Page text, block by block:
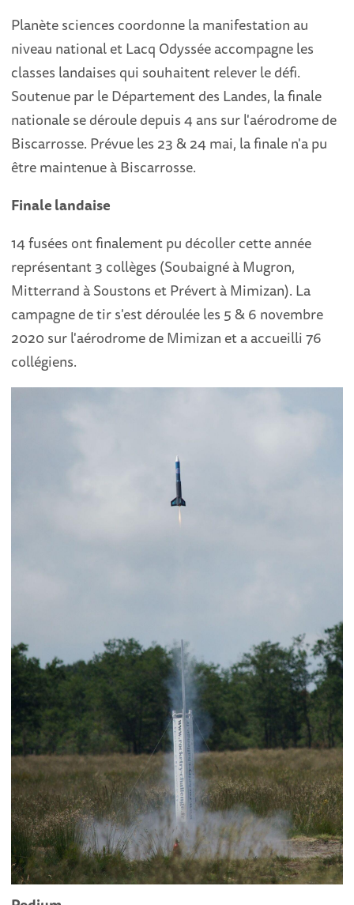
Planète sciences coordonne la manifestation au
niveau national et Lacq Odyssée accompagne les
classes landaises qui souhaitent relever le défi.
Soutenue par le Département des Landes, la finale
nationale se déroule depuis 4 ans sur l'aérodrome de
Biscarrosse. Prévue les 23 & 24 mai, la finale n'a pu
être maintenue à Biscarrosse.
Finale landaise
14 fusées ont finalement pu décoller cette année
représentant 3 collèges (Soubaigné à Mugron,
Mitterrand à Soustons et Prévert à Mimizan). La
campagne de tir s'est déroulée les 5 & 6 novembre
2020 sur l'aérodrome de Mimizan et a accueilli 76
collégiens.